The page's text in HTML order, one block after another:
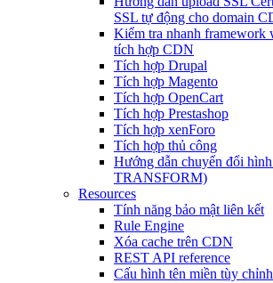
SSL tự động cho domain
Kiểm tra nhanh framework
tích hợp CDN
Tích hợp Drupal
Tích hợp Magento
Tích hợp OpenCart
Tích hợp Prestashop
Tích hợp xenForo
Tích hợp thủ công
Hướng dẫn chuyển đổi
TRANSFORM)
Resources
Tính năng bảo mật liên kết
Rule Engine
Xóa cache trên CDN
REST API reference
Cấu hình tên miền tùy